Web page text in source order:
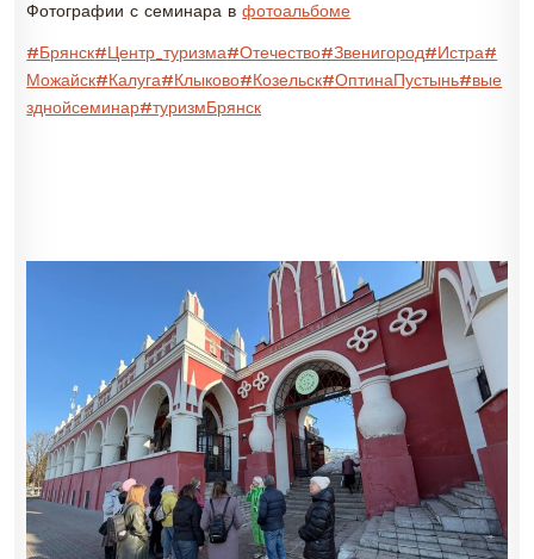
Фотографии с семинара вфотоальбоме
#Брянск#Центр_туризма#Отечество#Звенигород#Истра#
Можайск#Калуга#Клыково#Козельск#ОптинаПустынь#вые
зднойсеминар#туризмБрянск